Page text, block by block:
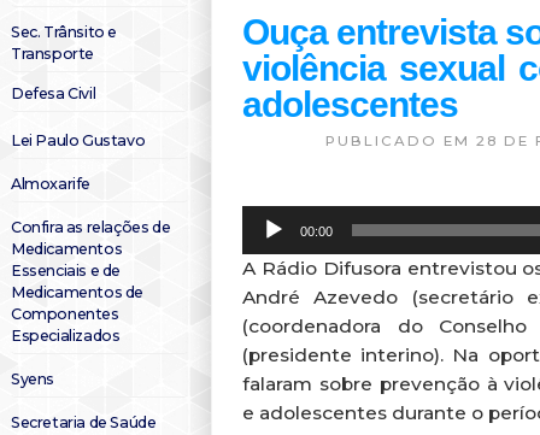
Sec. Trânsito e
Transporte
Defesa Civil
Lei Paulo Gustavo
Almoxarife
Confira as relações de
Medicamentos
Essenciais e de
Medicamentos de
Componentes
Especializados
Syens
Secretaria de Saúde
Ouça entrevista
violência sexual
adolescentes
PUBLICADO EM 28 DE
Tocador
áudio
00:00
A Rádio Difusora entrevistou
André Azevedo (secretário
(coordenadora do
(presidente interino). Na
falaram sobre prevenção à
e adolescentes durante o